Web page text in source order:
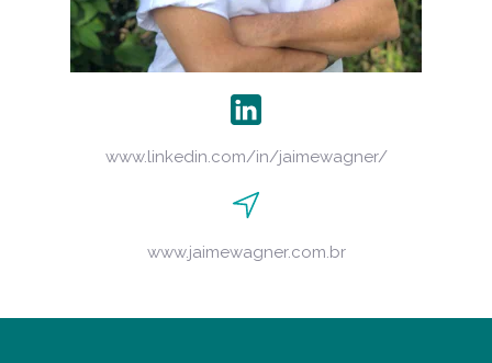
www.linkedin.com/in/jaimewagner/
www.jaimewagner.com.br